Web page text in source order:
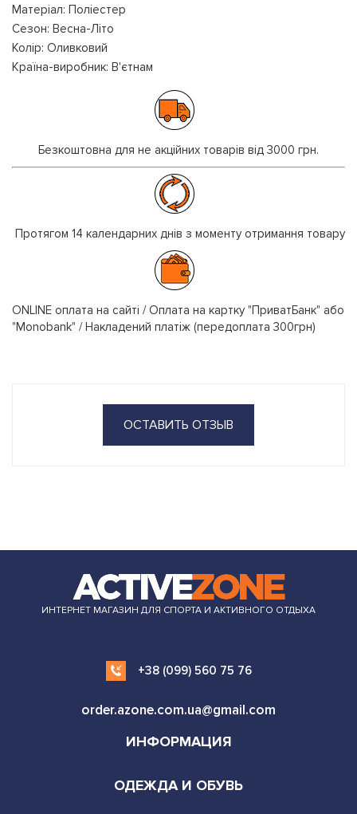
Матеріал: Поліестер
Сезон: Весна-Літо
Колір: Оливковий
Країна-виробник: В'єтнам
Безкоштовна для не акційних товарів від 3000 грн.
Протягом 14 календарних днів з моменту отримання товару
ONLINE оплата на сайті / Оплата на картку "ПриватБанк" або
"Monobank" / Накладений платіж (передоплата 300грн)
ОСТАВИТЬ ОТЗЫВ
ИНТЕРНЕТ МАГАЗИН ДЛЯ СПОРТА И АКТИВНОГО ОТДЫХА
+38 (099) 560 75 76
order.azone.com.ua@gmail.com
ИНФОРМАЦИЯ
ОДЕЖДА И ОБУВЬ